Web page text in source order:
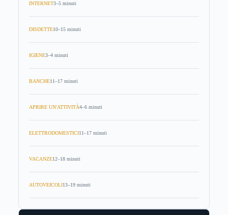
INTERNET3–5 minuti
DISDETTE10–15 minuti
IGIENE3–4 minuti
BANCHE11–17 minuti
APRIRE UN'ATTIVITÀ4–6 minuti
ELETTRODOMESTICI11–17 minuti
VACANZE12–18 minuti
AUTOVEICOLI13–19 minuti